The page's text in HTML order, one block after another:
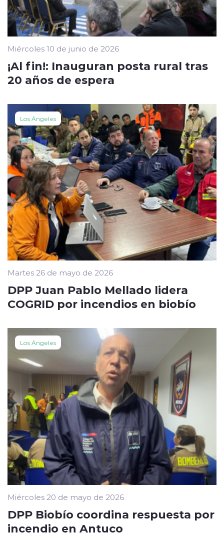
Miércoles 10 de junio de 2026
¡Al fin!: Inauguran posta rural tras
20 años de espera
Los Ángeles
Martes 26 de mayo de 2026
DPP Juan Pablo Mellado lidera
COGRID por incendios en biobío
Los Ángeles
Miércoles 20 de mayo de 2026
DPP Biobío coordina respuesta por
incendio en Antuco